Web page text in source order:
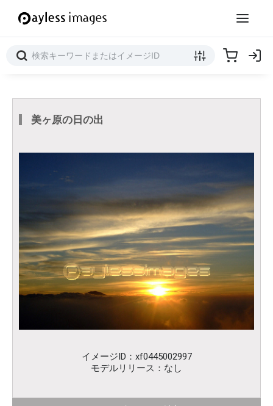
美ヶ原の日の出
イメージID：xf0445002997
モデルリリース：なし